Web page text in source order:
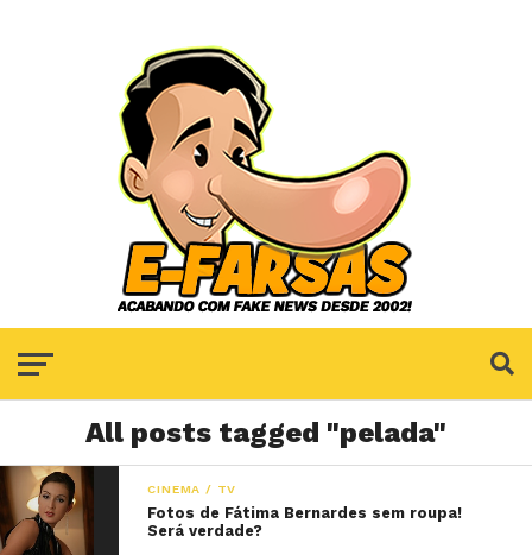
All posts tagged "pelada"
CINEMA / TV
Fotos de Fátima Bernardes sem roupa!
Será verdade?